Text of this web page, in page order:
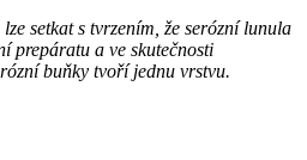
setkat s tvrzením, že serózní lunula
prepáratu a ve skutečnosti
buňky tvoří jednu vrstvu.